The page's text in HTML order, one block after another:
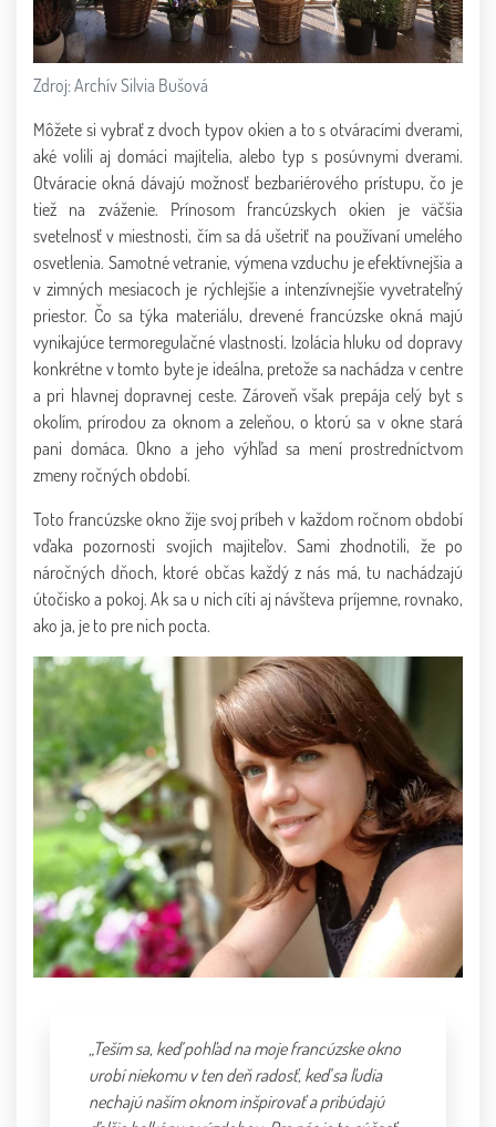
Zdroj: Archív Silvia Bušová
Môžete si vybrať z dvoch typov okien a to s otváracími dverami,
aké volili aj domáci majitelia, alebo typ s posúvnymi dverami.
Otváracie okná dávajú možnosť bezbariérového prístupu, čo je
tiež na zváženie. Prínosom francúzskych okien je väčšia
svetelnosť v miestnosti, čím sa dá ušetriť na používaní umelého
osvetlenia. Samotné vetranie, výmena vzduchu je efektívnejšia a
v zimných mesiacoch je rýchlejšie a intenzívnejšie vyvetrateľný
priestor. Čo sa týka materiálu, drevené francúzske okná majú
vynikajúce termoregulačné vlastnosti. Izolácia hluku od dopravy
konkrétne v tomto byte je ideálna, pretože sa nachádza v centre
a pri hlavnej dopravnej ceste. Zároveň však prepája celý byt s
okolím, prírodou za oknom a zeleňou, o ktorú sa v okne stará
pani domáca. Okno a jeho výhľad sa mení prostredníctvom
zmeny ročných období.
Toto francúzske okno žije svoj príbeh v každom ročnom období
vďaka pozornosti svojich majiteľov. Sami zhodnotili, že po
náročných dňoch, ktoré občas každý z nás má, tu nachádzajú
útočisko a pokoj. Ak sa u nich cíti aj návšteva príjemne, rovnako,
ako ja, je to pre nich pocta.
„Teším sa, keď pohľad na moje francúzske okno
urobí niekomu v ten deň radosť, keď sa ľudia
nechajú naším oknom inšpirovať a pribúdajú